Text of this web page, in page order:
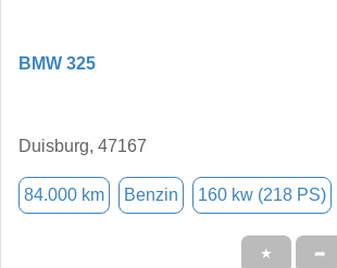
BMW 325
Duisburg, 47167
84.000 km Benzin 160 kw (218 PS)
★ ➦